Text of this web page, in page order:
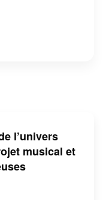
l’univers
musical et